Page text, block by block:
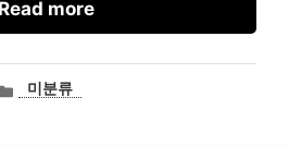
Read more
카미분류